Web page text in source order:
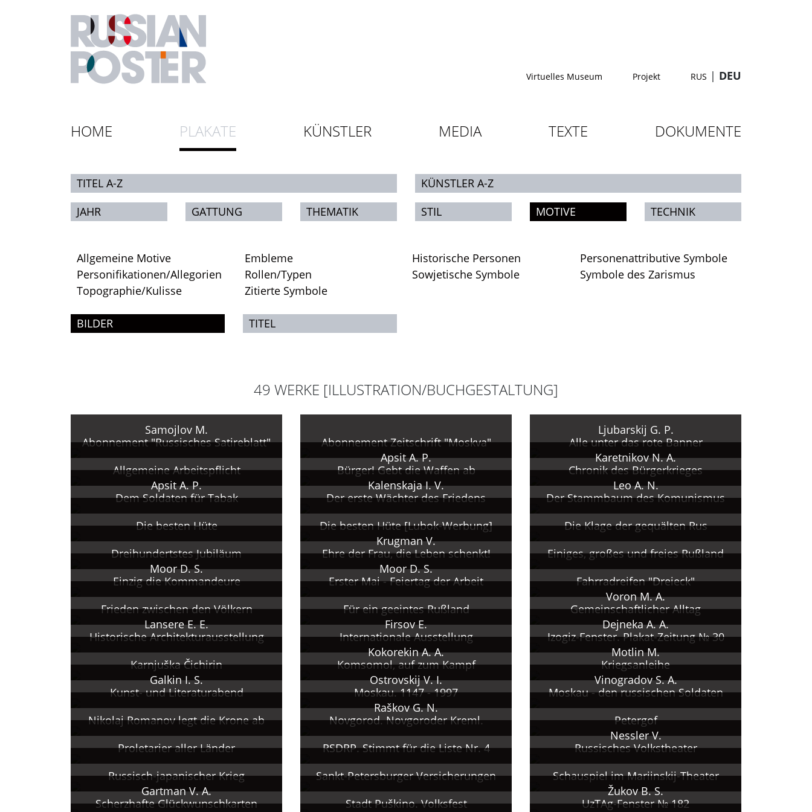
Virtuelles Museum Projekt RUS | DEU
HOME PLAKATE KÜNSTLER MEDIA TEXTE DOKUMENTE
TITEL A-Z
KÜNSTLER A-Z
JAHR
GATTUNG THEMATIK STIL MOTIVE TECHNIK
Allgemeine Motive Embleme Historische Personen
Personenattributive Symbole
Personifikationen/Allegorien
Rollen/Typen Sowjetische Symbole
Symbole des Zarismus
Topographie/Kulisse
Zitierte Symbole
BILDER TITEL
49 WERKE [ILLUSTRATION/BUCHGESTALTUNG]
Samojlov M.
Abonnement "Russisches Satireblatt"
Abonnement Zeitschrift "Moskva"
Ljubarskij G. P.
Alle unter das rote Banner
Allgemeine Arbeitspflicht
Apsit A. P.
Bürger! Gebt die Waffen ab
Karetnikov N. A.
Chronik des Bürgerkrieges
Apsit A. P.
Dem Soldaten für Tabak
Kalenskaja I. V.
Der erste Wächter des Friedens
Leo A. N.
Der Stammbaum des Komunismus
Die besten Hüte
Die besten Hüte [Lubok-Werbung]
Die Klage der gequälten Rus
Dreihundertstes Jubiläum
Krugman V.
Ehre der Frau, die Leben schenkt!
Einiges, großes und freies Rußland
Moor D. S.
Einzig die Kommandeure
Moor D. S.
Erster Mai - Feiertag der Arbeit
Fahrradreifen "Dreieck"
Frieden zwischen den Völkern
Für ein geeintes Rußland
Voron M. A.
Gemeinschaftlicher Alltag
Lansere E. E.
Historische Architekturausstellung
Firsov E.
Internationale Ausstellung
Dejneka A. A.
Izogiz-Fenster. Plakat-Zeitung № 30
Karnjuška Čichirin
Kokorekin A. A.
Komsomol, auf zum Kampf
Motlin M.
Kriegsanleihe
Galkin I. S.
Kunst- und Literaturabend
Ostrovskij V. I.
Moskau. 1147 - 1997
Vinogradov S. A.
Moskau - den russischen Soldaten
Nikolaj Romanov legt die Krone ab
Raškov G. N.
Novgorod. Novgoroder Kreml.
Petergof
Proletarier aller Länder
RSDRP. Stimmt für die Liste Nr. 4
Nessler V.
Russisches Volkstheater
Russisch-japanischer Krieg
Sankt-Petersburger Versicherungen
Schauspiel im Mariinskij-Theater
Gartman V. A.
Scherzhafte Glückwunschkarten
Stadt Puškinо. Volksfest
Žukov B. S.
UzTAg-Fenster № 182